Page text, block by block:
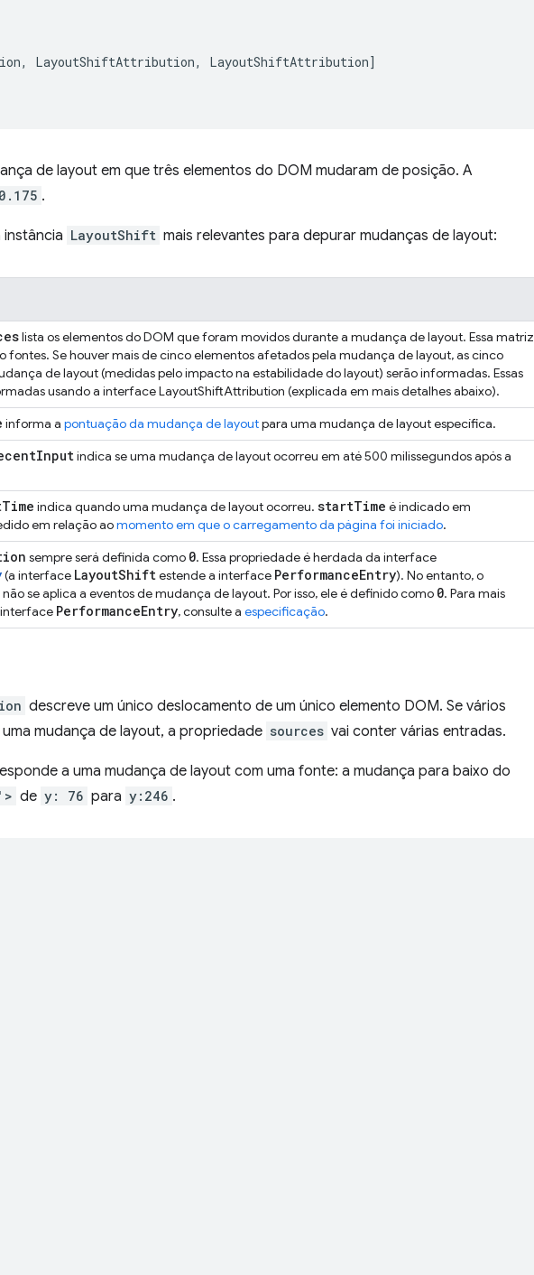
, LayoutShiftAttribution, LayoutShiftAttribution]
de layout em que três elementos do DOM mudaram de posição. A
0.175 .
instância LayoutShift mais relevantes para depurar mudanças de layout:
lista os elementos do DOM que foram movidos durante a mudança de layout. Essa matriz
fontes. Se houver mais de cinco elementos afetados pela mudança de layout, as cinco
de layout (medidas pelo impacto na estabilidade do layout) serão informadas. Essas
usando a interface LayoutShiftAttribution (explicada em mais detalhes abaixo).
informa a pontuação da mudança de layoutpara uma mudança de layout específica.
Inputindica se uma mudança de layout ocorreu em até 500 milissegundos após a
Time indica quando uma mudança de layout ocorreu. startTime é indicado em
em relação aomomento em que o carregamento da página foi iniciado.
sempre será definida como 0. Essa propriedade é herdada da interface
(a interface LayoutShiftestende a interface PerformanceEntry). No entanto, o
se aplica a eventos de mudança de layout. Por isso, ele é definido como 0. Para mais
PerformanceEntry, consulte a especificação.
descreve um único deslocamento de um único elemento DOM. Se vários
mudança de layout, a propriedade sources vai conter várias entradas.
a uma mudança de layout com uma fonte: a mudança para baixo do
de y: 76 para y:246 .